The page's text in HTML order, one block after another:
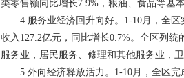
类零售额同比增长7.9%，粮油、食品等基
4.服务业经济回升向好。1-10月，全
收入127.2亿元，同比增长0.7%。全区列
服务业，居民服务、修理和其他服务业，
5.外向经济释放活力。1-10月，全区